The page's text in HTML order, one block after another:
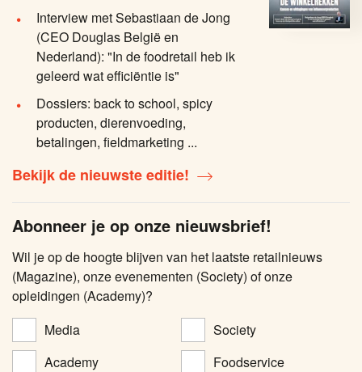
Interview met Sebastiaan de Jong
(CEO Douglas België en
Nederland): "In de foodretail heb ik
geleerd wat efficiëntie is"
Dossiers: back to school, spicy
producten, dierenvoeding,
betalingen, fieldmarketing ...
Bekijk de nieuwste editie!
Abonneer je op onze nieuwsbrief!
Wil je op de hoogte blijven van het laatste retailnieuws
(Magazine), onze evenementen (Society) of onze
opleidingen (Academy)?
Media
Society
Academy
Foodservice